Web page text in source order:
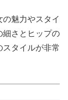
魅力やスタイ
細さとヒップの
タイルが非常